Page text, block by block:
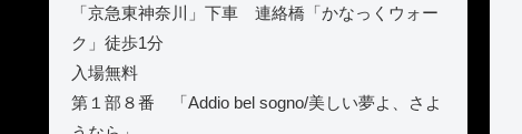
「京急東神奈川」下車 連絡橋「かなっくウォー
ク」徒歩1分
入場無料
第１部８番 「Addio bel sogno/美しい夢よ、さよ